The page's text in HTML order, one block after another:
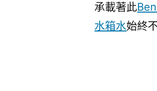
承載著此
水箱水始終